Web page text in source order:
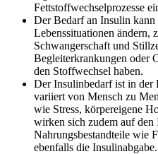
Fettstoffwechselprozesse
Der Bedarf an Insulin kann
Lebenssituationen ändern,
Schwangerschaft und
Begleiterkrankungen oder
den Stoffwechsel haben.
Der Insulinbedarf ist in der
variiert von Mensch zu
wie Stress, körpereigene
wirken sich zudem auf den
Nahrungsbestandteile wie
ebenfalls die Insulinabgabe.